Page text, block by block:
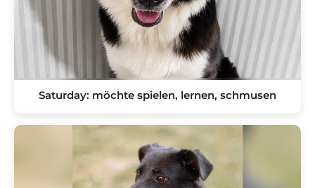
Saturday: möchte spielen, lernen, schmusen